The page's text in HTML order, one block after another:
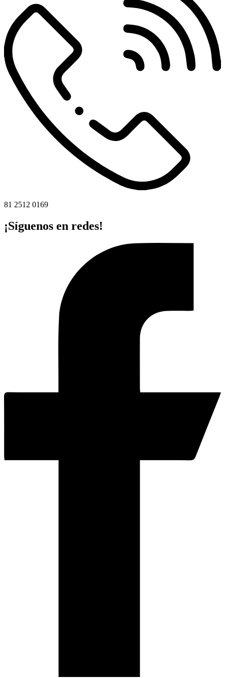
81 2512 0169
¡Síguenos en redes!